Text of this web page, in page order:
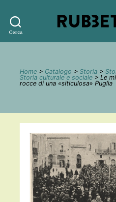
Cerca
Home > Catalogo > Storia >
Storia culturale e sociale > Le
rocce di una «siticulosa» Puglia